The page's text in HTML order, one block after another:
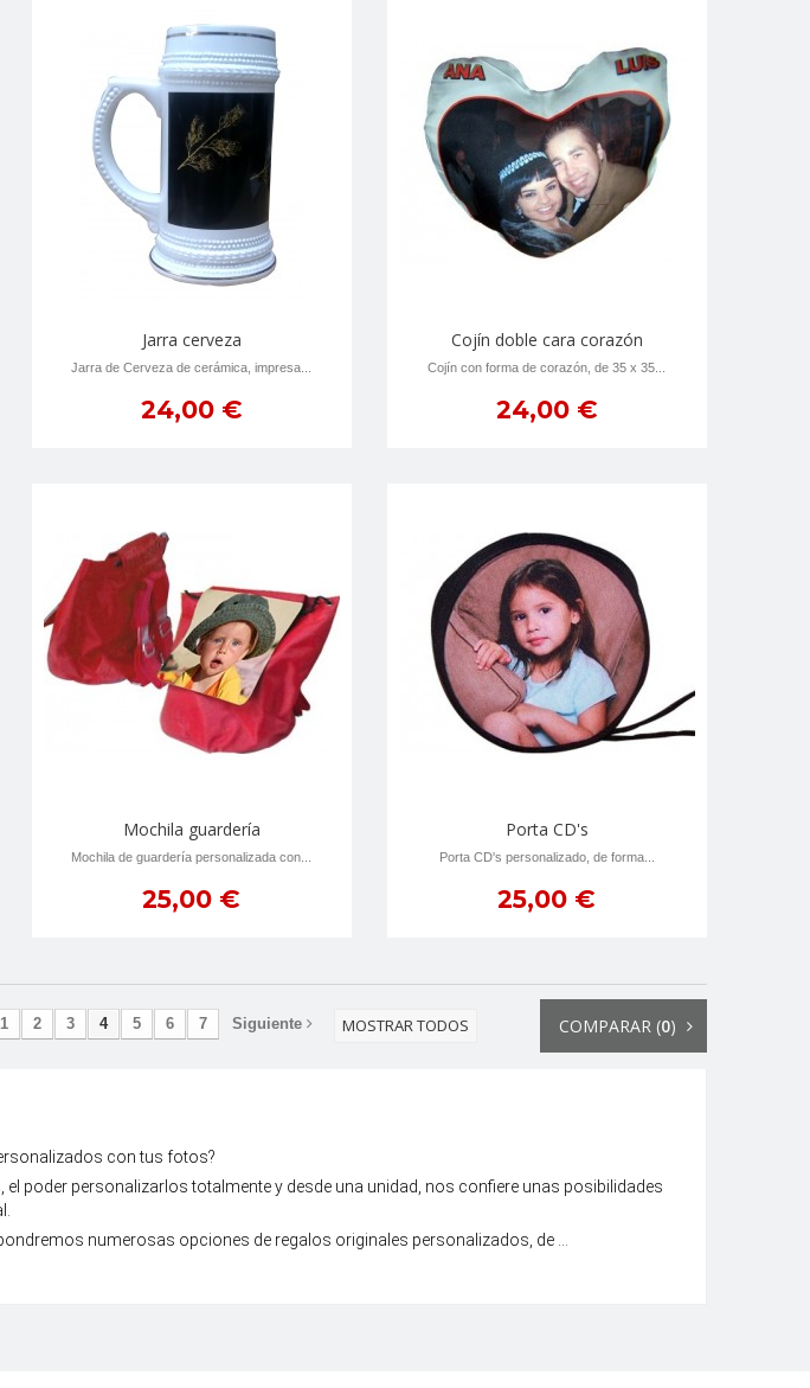
Jarra cerveza
Jarra de Cerveza de cerámica, impresa...
24,00 €
Cojín doble cara corazón
Cojín con forma de corazón, de 35 x 35...
24,00 €
Mochila guardería
Mochila de guardería personalizada con...
25,00 €
Porta CD's
Porta CD's personalizado, de forma...
25,00 €
COMPARAR (0)
MOSTRAR TODOS
1 2 3 4 5 6 7 Siguiente
con tus fotos?
poder personalizarlos totalmente y desde una unidad, nos confiere unas posibilidades
numerosas opciones de regalos originales personalizados, de ...